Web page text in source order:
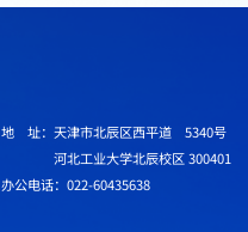
地 址：天津市北辰区西平道 5340号
河北工业大学北辰校区 300401
办公电话：022-60435638